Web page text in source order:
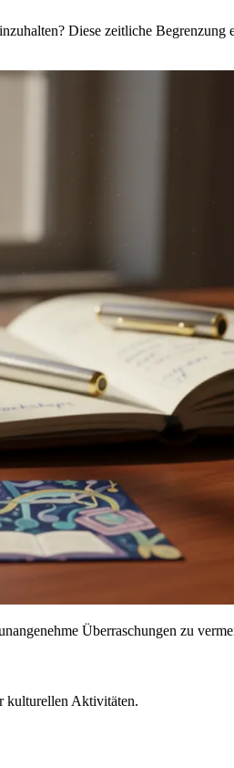
Diese zeitliche
Überraschungen zu
kulturellen Aktivitäten.